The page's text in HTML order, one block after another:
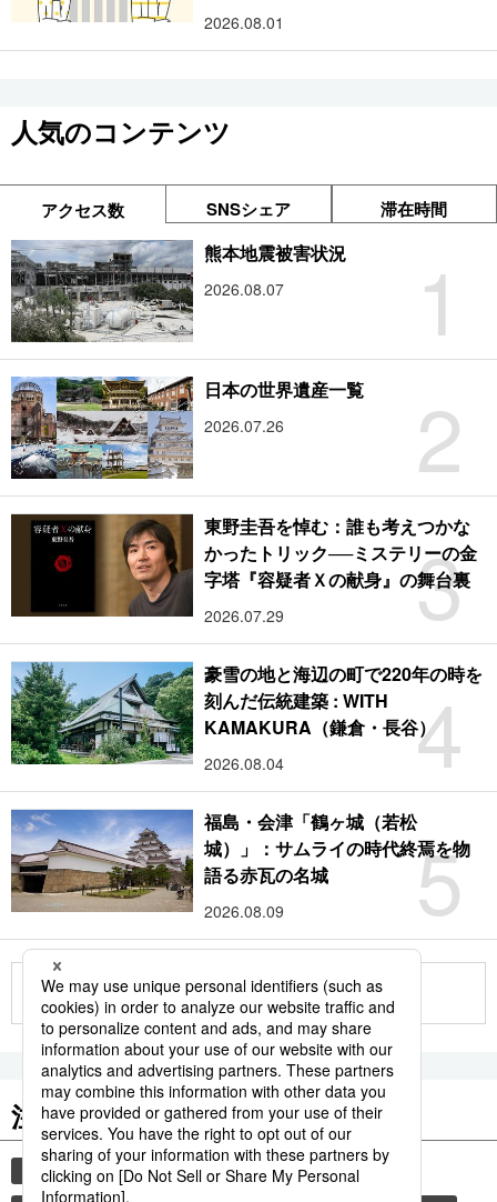
2026.08.01
人気のコンテンツ
アクセス数 SNSシェア 滞在時間
1
熊本地震被害状況
2026.08.07
2
日本の世界遺産一覧
2026.07.26
3
東野圭吾を悼む：誰も考えつかな
かったトリック──ミステリーの金
字塔『容疑者Ｘの献身』の舞台裏
2026.07.29
4
豪雪の地と海辺の町で220年の時を
刻んだ伝統建築 : WITH
KAMAKURA（鎌倉・長谷）
2026.08.04
5
福島・会津「鶴ヶ城（若松
城）」：サムライの時代終焉を物
語る赤瓦の名城
2026.08.09
もっと見る
注目のキーワード
共同通信ニュース 時事通信ニュース
観光